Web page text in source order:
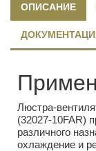
ОПИСАНИЕ
Люстра-
(32027-10FAR)
различного
охлаждение и